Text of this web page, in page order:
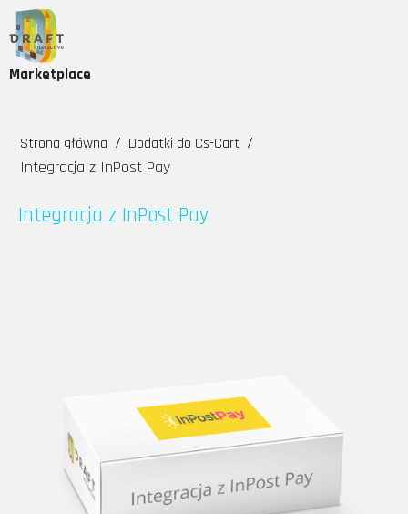
Marketplace
Strona główna / Dodatki do Cs-Cart /
Integracja z InPost Pay
Integracja z InPost Pay